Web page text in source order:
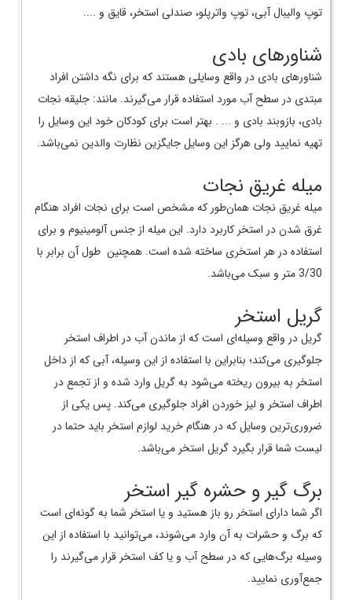
توپ والیبال آبی، توپ واترپلو، صندلی استخر، قایق و ....
شناورهای بادی
شناورهای بادی در واقع وسایلی هستند که برای نگه داشتن افراد
مبتدی در سطح آب مورد استفاده قرار می‌گیرند. مانند: جلیقه نجات
بادی، بازوبند بادی و ... . بهتر است برای کودکان خود این وسایل را
تهیه نمایید ولی هرگز این وسایل جایگزین نظارت والدین نمی‌باشد.
میله غریق نجات
میله غریق نجات همان‌طور که مشخص است برای نجات افراد هنگام
غرق شدن در استخر کاربرد دارد. این میله از جنس آلومینیوم و برای
استفاده در هر استخری ساخته شده است. همچنین طول آن برابر با
3/30 متر و سبک می‌باشد.
گریل استخر
گریل در واقع وسیله‌ای است که از ماندن آب در اطراف استخر
جلوگیری می‌کند؛ بنابراین با استفاده از این وسیله، آبی که از داخل
استخر به بیرون ریخته می‌شود به گریل وارد شده و از تجمع در
اطراف استخر و لیز خوردن افراد جلوگیری می‌کند. پس یکی از
ضروری‌ترین وسایل که در هنگام خرید لوازم استخر باید حتما در
لیست شما قرار بگیرد گریل استخر می‌باشد.
برگ گیر و حشره گیر استخر
اگر شما دارای استخر رو باز هستید و یا استخر شما به گونه‌ای است
که برگ و حشرات به آن وارد می‌شوند، می‌توانید با استفاده از این
وسیله برگ‌هایی که در سطح آب و یا کف استخر قرار می‌گیرند را
جمع‌آوری نمایید.